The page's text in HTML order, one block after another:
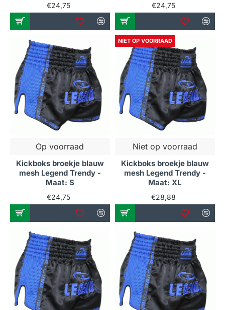
€24,75 €24,75
Op voorraad
Kickboks broekje blauw
mesh Legend Trendy -
Maat: S
€24,75
NIET OP VOORRAAD
Niet op voorraad
Kickboks broekje blauw
mesh Legend Trendy -
Maat: XL
€28,88